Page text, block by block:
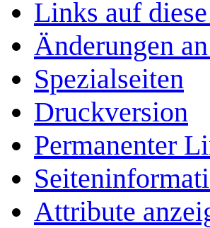
Links auf
Änderungen
Spezialseiten
Druckversion
Permanenter
Attribute